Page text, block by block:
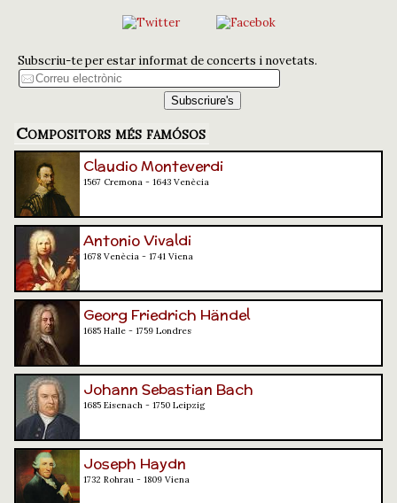
Subscriu-te per estar informat de concerts i novetats.
Compositors més famósos
Claudio Monteverdi
1567 Cremona - 1643 Venècia
Antonio Vivaldi
1678 Venècia - 1741 Viena
Georg Friedrich Händel
1685 Halle - 1759 Londres
Johann Sebastian Bach
1685 Eisenach - 1750 Leipzig
Joseph Haydn
1732 Rohrau - 1809 Viena